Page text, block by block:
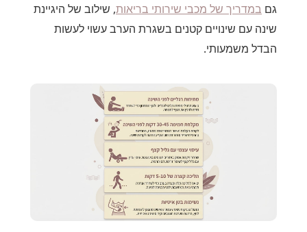
גם במדריך של מכבי שירותי בריאות, שילוב של היגיינת
שינה עם שינויים קטנים בשגרת הערב עשוי לעשות
הבדל משמעותי.